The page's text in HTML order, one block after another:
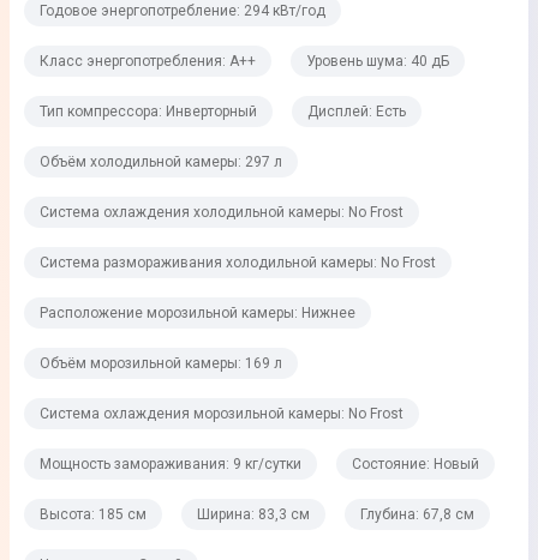
Уровень шума
40 дБ
Тип компрессора
Дисплей
Есть
Хладагент
Холодильное отделение
Годовое энергопотребление: 294 кВт/год
Класс энергопотребления: A++ Уровень шума: 40 дБ
Тип компрессора: Инверторный Дисплей: Есть
Объём холодильной камеры: 297 л
Система охлаждения холодильной камеры: No Frost
Система размораживания холодильной камеры: No Frost
Расположение морозильной камеры: Нижнее
Объём морозильной камеры: 169 л
Система охлаждения морозильной камеры: No Frost
Мощность замораживания: 9 кг/сутки Состояние: Новый
Высота: 185 см Ширина: 83,3 см Глубина: 67,8 см